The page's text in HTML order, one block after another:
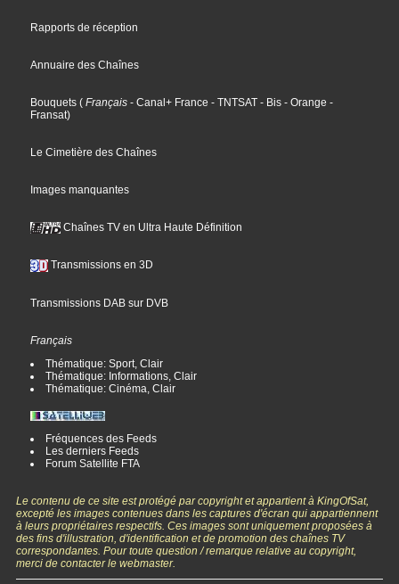
Rapports de réception
Annuaire des Chaînes
Bouquets ( Français - Canal+ France - TNTSAT - Bis - Orange -
Fransat)
Le Cimetière des Chaînes
Images manquantes
Chaînes TV en Ultra Haute Définition
Transmissions en 3D
Transmissions DAB sur DVB
Français
Thématique: Sport, Clair
Thématique: Informations, Clair
Thématique: Cinéma, Clair
Fréquences des Feeds
Les derniers Feeds
Forum Satellite FTA
Le contenu de ce site est protégé par copyright et appartient à KingOfSat,
excepté les images contenues dans les captures d'écran qui appartiennent
à leurs propriétaires respectifs. Ces images sont uniquement proposées à
des fins d'illustration, d'identification et de promotion des chaînes TV
correspondantes. Pour toute question / remarque relative au copyright,
merci de contacter le webmaster.